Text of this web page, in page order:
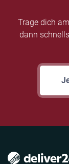
Trage dich
dann